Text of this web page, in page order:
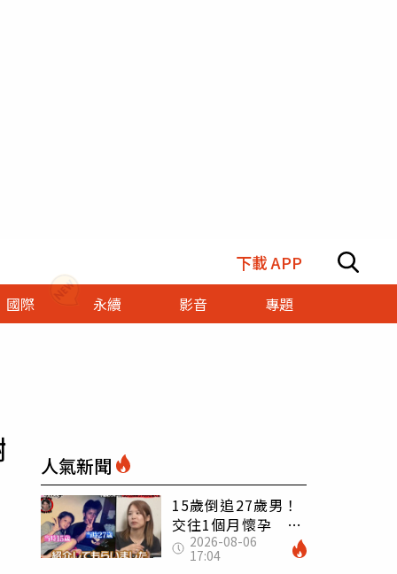
下載 APP
國際 永續 影音 專題
人氣新聞
15歲倒追27歲男！
交往1個月懷孕 36
歲當阿嬤故事曝光
2026-08-06
17:04